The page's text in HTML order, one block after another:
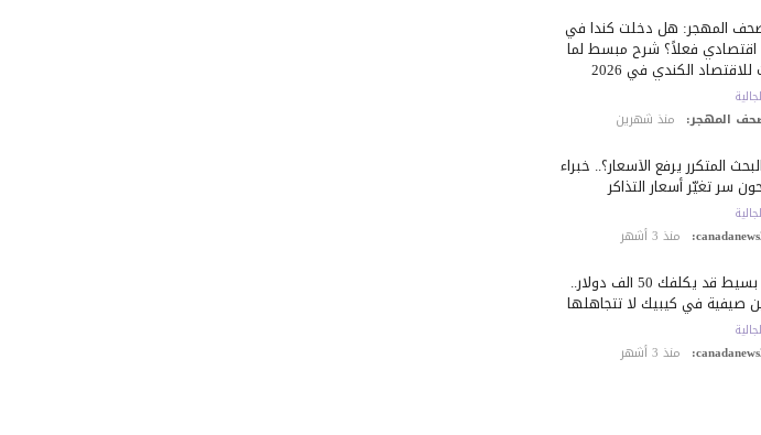
المهجر: هل دخلت كندا في
اقتصادي فعلاً؟ شرح مبسط لما
الكندي في 2026
المهجر: منذ شهرين
المتكرر يرفع الأسعار؟.. خبراء
سر تغيّر أسعار التذاكر
منذ 3 أشهر
خطأ بسيط قد يكلّفك 50 ألف دولار..
صيفية في كيبيك لا تتجاهلها
منذ 3 أشهر